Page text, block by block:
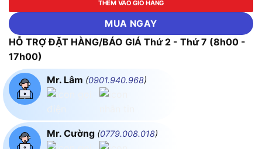
THÊM VÀO GIỎ HÀNG
MUA NGAY
HỖ TRỢ ĐẶT HÀNG/BÁO GIÁ Thứ 2 - Thứ 7 (8h00 -
17h00)
Mr. Lâm (0901.940.968)
Mr. Cường (0779.008.018)